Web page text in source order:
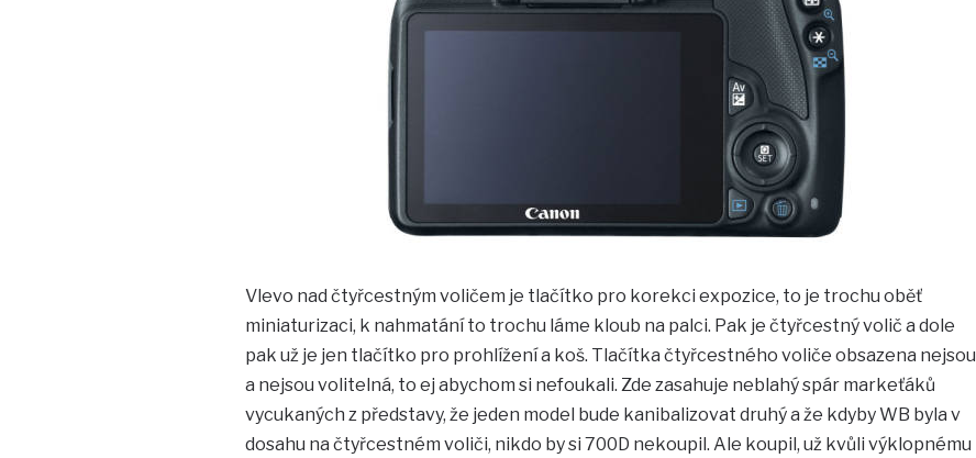
Vlevo nad čtyřcestným voličem je tlačítko pro korekci expozice, to je trochu oběť
miniaturizaci, k nahmatání to trochu láme kloub na palci. Pak je čtyřcestný volič a dole
pak už je jen tlačítko pro prohlížení a koš. Tlačítka čtyřcestného voliče obsazena nejsou
a nejsou volitelná, to ej abychom si nefoukali. Zde zasahuje neblahý spár markeťáků
vycukaných z představy, že jeden model bude kanibalizovat druhý a že kdyby WB byla v
dosahu na čtyřcestném voliči, nikdo by si 700D nekoupil. Ale koupil, už kvůli výklopnému